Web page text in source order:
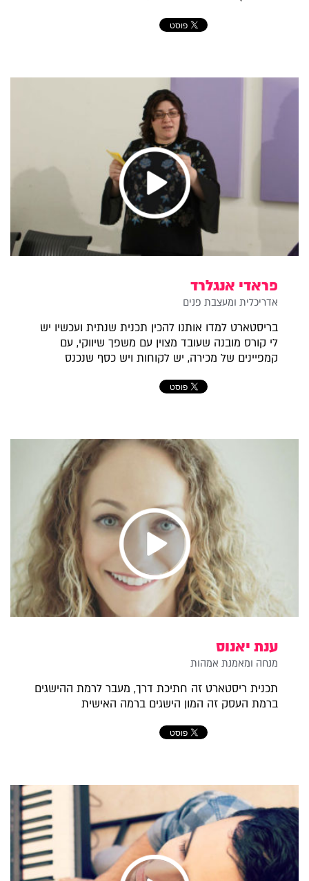
פראדי אנגלרד
אדריכלית ומעצבת פנים
בריסטארט למדו אותנו להכין תכנית שנתית ועכשיו יש
לי קורס מובנה שעובד מצוין עם משפך שיווקי, עם
קמפיינים של מכירה, יש לקוחות ויש כסף שנכנס
ענת יאנוס
מנחה ומאמנת אמהות
תכנית ריסטארט זה חתיכת דרך, מעבר לרמת ההישגים
ברמת העסק זה המון הישגים ברמה האישית